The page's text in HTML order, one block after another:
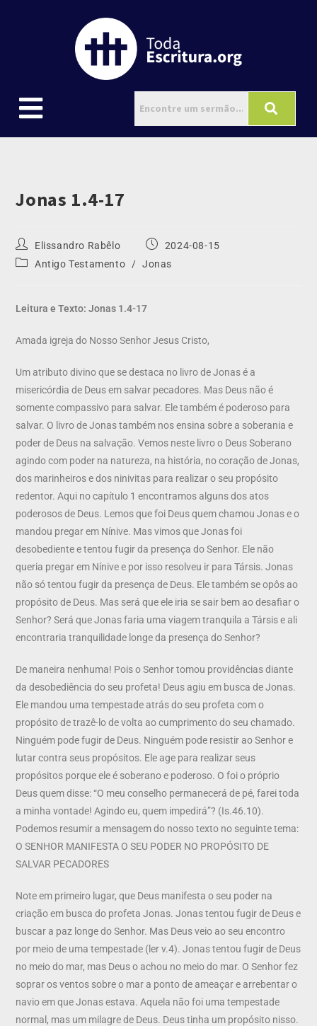
Jonas 1.4-17
Elissandro Rabêlo
2024-08-15
Antigo Testamento
/ Jonas
Leitura e Texto: Jonas 1.4-17
Amada igreja do Nosso Senhor Jesus Cristo,
Um atributo divino que se destaca no livro de Jonas é a
misericórdia de Deus em salvar pecadores. Mas Deus não é
somente compassivo para salvar. Ele também é poderoso para
salvar. O livro de Jonas também nos ensina sobre a soberania e
poder de Deus na salvação. Vemos neste livro o Deus Soberano
agindo com poder na natureza, na história, no coração de Jonas,
dos marinheiros e dos ninivitas para realizar o seu propósito
redentor. Aqui no capítulo 1 encontramos alguns dos atos
poderosos de Deus. Lemos que foi Deus quem chamou Jonas e o
mandou pregar em Nínive. Mas vimos que Jonas foi
desobediente e tentou fugir da presença do Senhor. Ele não
queria pregar em Nínive e por isso resolveu ir para Társis. Jonas
não só tentou fugir da presença de Deus. Ele também se opôs ao
propósito de Deus. Mas será que ele iria se sair bem ao desafiar o
Senhor? Será que Jonas faria uma viagem tranquila a Társis e ali
encontraria tranquilidade longe da presença do Senhor?
De maneira nenhuma! Pois o Senhor tomou providências diante
da desobediência do seu profeta! Deus agiu em busca de Jonas.
Ele mandou uma tempestade atrás do seu profeta com o
propósito de trazê-lo de volta ao cumprimento do seu chamado.
Ninguém pode fugir de Deus. Ninguém pode resistir ao Senhor e
lutar contra seus propósitos. Ele age para realizar seus
propósitos porque ele é soberano e poderoso. O foi o próprio
Deus quem disse: “O meu conselho permanecerá de pé, farei toda
a minha vontade! Agindo eu, quem impedirá”? (Is.46.10).
Podemos resumir a mensagem do nosso texto no seguinte tema:
O SENHOR MANIFESTA O SEU PODER NO PROPÓSITO DE
SALVAR PECADORES
Note em primeiro lugar, que Deus manifesta o seu poder na
criação em busca do profeta Jonas. Jonas tentou fugir de Deus e
buscar a paz longe do Senhor. Mas Deus veio ao seu encontro
por meio de uma tempestade (ler v.4). Jonas tentou fugir de Deus
no meio do mar, mas Deus o achou no meio do mar. O Senhor fez
soprar os ventos sobre o mar a ponto de ameaçar e arrebentar o
navio em que Jonas estava. Aquela não foi uma tempestade
normal, mas um milagre de Deus. Deus tinha um propósito nisso.